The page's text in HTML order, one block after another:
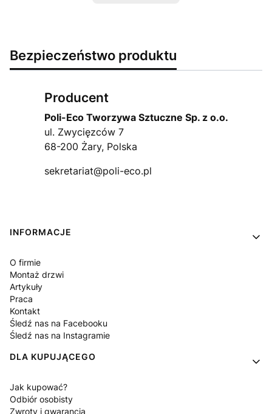
Bezpieczeństwo produktu
Producent
Poli-Eco Tworzywa Sztuczne Sp. z o.o.
ul. Zwycięzców 7
68-200 Żary, Polska
sekretariat@poli-eco.pl
Linki w stopce
INFORMACJE
O firmie
Montaż drzwi
Artykuły
Praca
Kontakt
Śledź nas na Facebooku
Śledź nas na Instagramie
DLA KUPUJĄCEGO
Jak kupować?
Odbiór osobisty
Zwroty i gwarancja